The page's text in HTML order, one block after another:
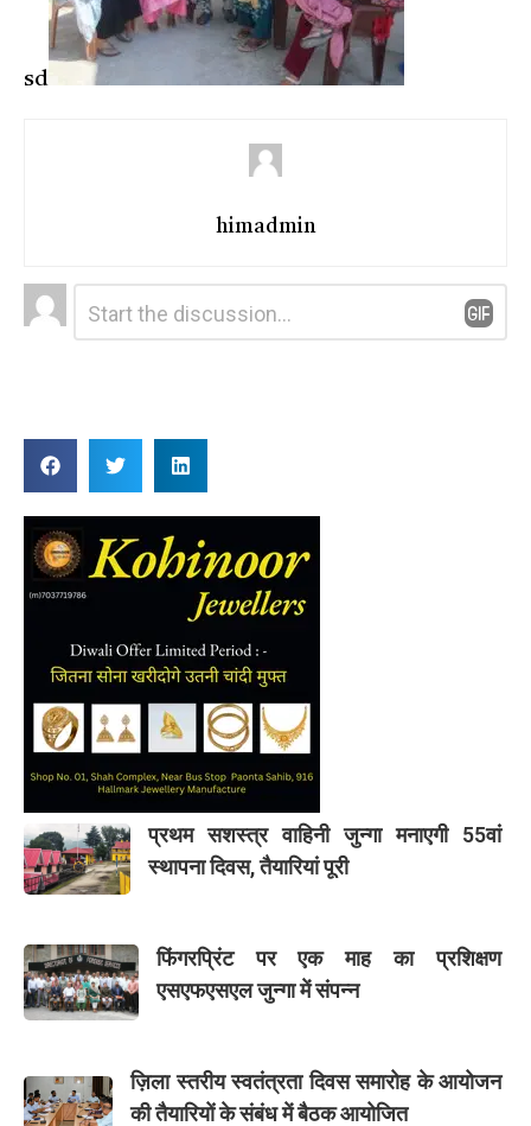
sd
himadmin
Leave
a
Comment
प्रथम सशस्त्र वाहिनी जुन्गा मनाएगी 55वां
स्थापना दिवस, तैयारियां पूरी
फिंगरप्रिंट पर एक माह का प्रशिक्षण
एसएफएसएल जुन्गा में संपन्न
ज़िला स्तरीय स्वतंत्रता दिवस समारोह के आयोजन
की तैयारियों के संबंध में बैठक आयोजित